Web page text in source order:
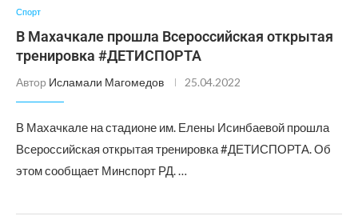
Спорт
В Махачкале прошла Всероссийская открытая
тренировка #ДЕТИСПОРТА
Автор Исламали Магомедов 25.04.2022
В Махачкале на стадионе им. Елены Исинбаевой прошла
Всероссийская открытая тренировка #ДЕТИСПОРТА. Об
этом сообщает Минспорт РД. …